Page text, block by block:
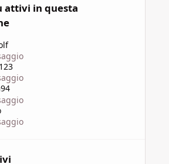
attivi in questa